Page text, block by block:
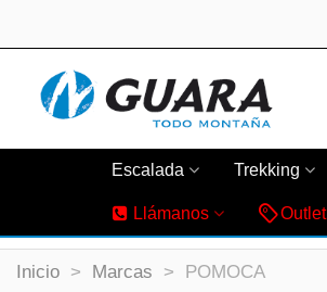
Escalada Trekking
Llámanos Outlet
Inicio > Marcas > POMOCA